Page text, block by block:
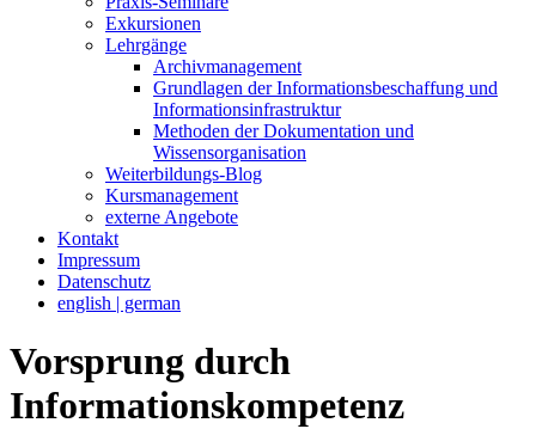
Exkursionen
Lehrgänge
Archivmanagement
Grundlagen der Informationsbeschaffung und
Informationsinfrastruktur
Methoden der Dokumentation und
Wissensorganisation
Weiterbildungs-Blog
Kursmanagement
externe Angebote
Kontakt
Impressum
Datenschutz
english | german
Vorsprung durch
Informationskompetenz